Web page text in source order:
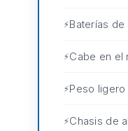
Baterías
Cabe en el
Peso
Chasis de